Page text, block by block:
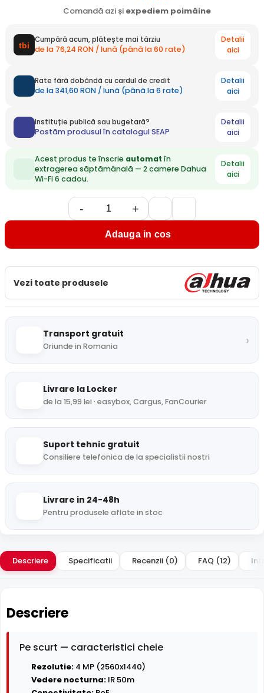
Comandă azi și expediem poimâine
Cumpără acum, plătește mai târziu
de la 76,24 RON / lună (până la 60 rate)
Detalii
aici
Rate fără dobândă cu cardul de credit
de la 341,60 RON / lună (până la 6 rate)
Detalii
aici
Instituție publică sau bugetară?
Postăm produsul în catalogul SEAP
Detalii
aici
Acest produs te înscrie automat în
extragerea săptămânală — 2 camere Dahua
Wi-Fi 6 cadou.
Detalii
aici
- +
Adauga in cos
Vezi toate produsele
Transport gratuit
Oriunde in Romania ›
Livrare la Locker
de la 15,99 lei · easybox, Cargus, FanCourier
Suport tehnic gratuit
Consiliere telefonica de la specialistii nostri
Livrare in 24-48h
Pentru produsele aflate in stoc
Descriere Specificatii Recenzii (0) FAQ (12)
Descriere
Pe scurt — caracteristici cheie
Rezolutie: 4 MP (2560x1440)
Vedere nocturna: IR 50m